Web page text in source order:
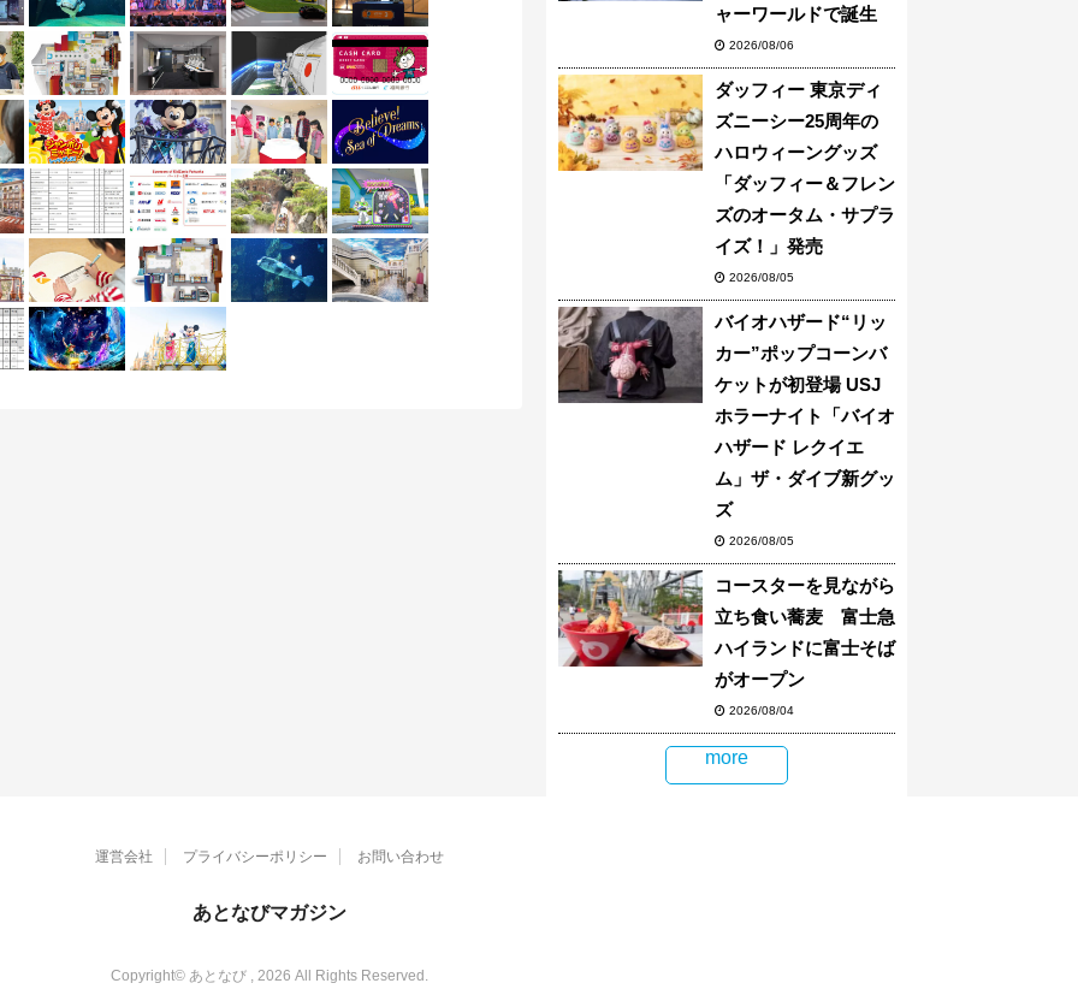
ャーワールドで誕生
2026/08/06
ダッフィー 東京ディ
ズニーシー25周年の
ハロウィーングッズ
「ダッフィー＆フレン
ズのオータム・サプラ
イズ！」発売
2026/08/05
バイオハザード“リッ
カー”ポップコーンバ
ケットが初登場 USJ
ホラーナイト「バイオ
ハザード レクイエ
ム」ザ・ダイブ新グッ
ズ
2026/08/05
コースターを見ながら
立ち食い蕎麦 富士急
ハイランドに富士そば
がオープン
2026/08/04
more
運営会社 プライバシーポリシー お問い合わせ
あとなびマガジン
Copyright© あとなび , 2026 All Rights Reserved.